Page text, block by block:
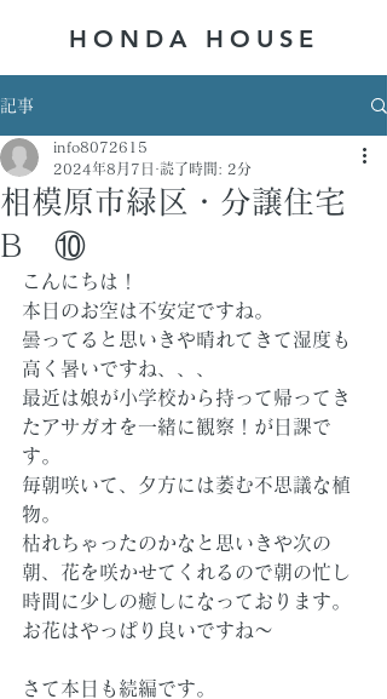
HONDA ​HOUSE
記事
相模原市緑区・分譲住宅
B ⑩
info8072615
2024年8月7日
読了時間: 2分
こんにちは！
本日のお空は不安定ですね。
曇ってると思いきや晴れてきて湿度も
高く暑いですね、、、
最近は娘が小学校から持って帰ってき
たアサガオを一緒に観察！が日課で
す。
毎朝咲いて、夕方には萎む不思議な植
物。
枯れちゃったのかなと思いきや次の
朝、花を咲かせてくれるので朝の忙し
時間に少しの癒しになっております。
お花はやっぱり良いですね～
さて本日も続編です。